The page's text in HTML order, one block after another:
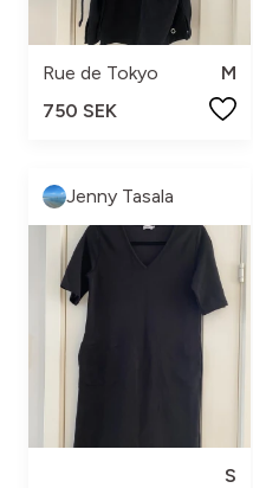
Rue de Tokyo
M
750 SEK
Jenny Tasala
S